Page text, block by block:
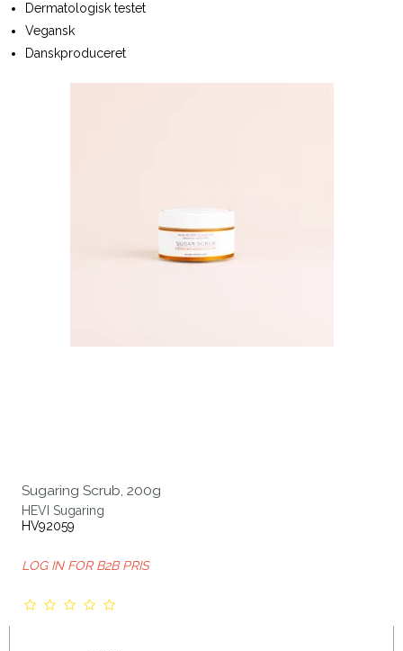
Dermatologisk testet
Vegansk
Danskproduceret
Sugaring Scrub, 200g
HEVI Sugaring
HV92059
LOG IN FOR B2B PRIS